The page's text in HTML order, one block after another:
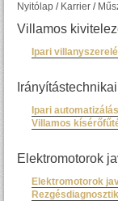
Nyitólap / Karrier /
Villamos
Ipari
Ipari automatizálás
Villamos
Elektromotorok
Elektromotorok